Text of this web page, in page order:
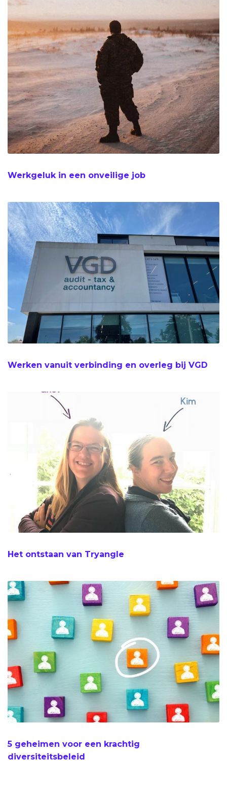
Werkgeluk in een onveilige job
Werken vanuit verbinding en overleg bij VGD
Het ontstaan van Tryangle
5 geheimen voor een krachtig
diversiteitsbeleid